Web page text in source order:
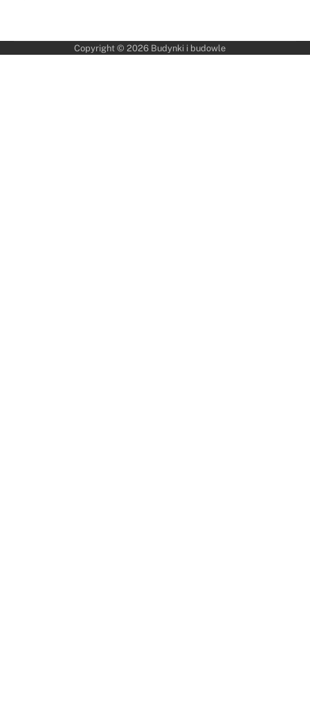
Copyright © 2026 Budynki i budowle